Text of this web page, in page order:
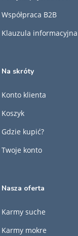
Współpraca B2B
Klauzula informacyjna
Na skróty
Konto klienta
Koszyk
Gdzie kupić?
Twoje konto
Nasza oferta
Karmy suche
Karmy mokre